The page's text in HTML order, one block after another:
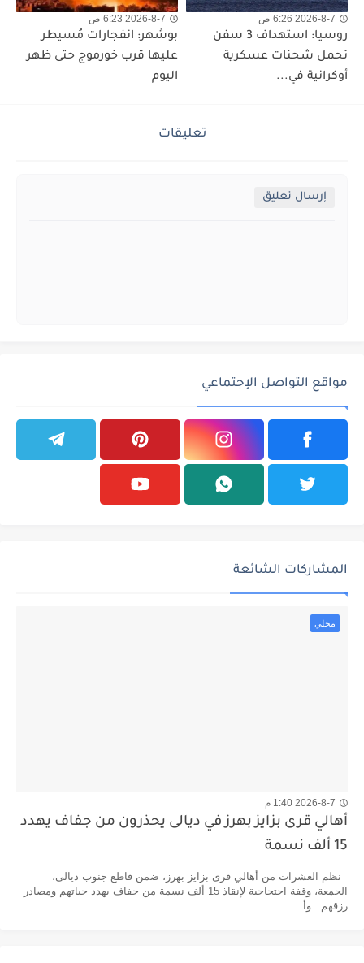
2026-8-7 6:26 ص
روسيا: استهداف 3 سفن
تحمل شحنات عسكرية
أوكرانية في...
2026-8-7 6:23 ص
بوشهر: انفجارات مُسيطر
عليها قرب خورموج حتى ظهر
اليوم
تعليقات
إرسال تعليق
مواقع التواصل الإجتماعي
المشاركات الشائعة
محلي
2026-8-7 1:40 م
أهالي قرى بزايز بهرز في ديالى يحذرون من جفاف يهدد
15 ألف نسمة
نظم العشرات من أهالي قرى بزايز بهرز، ضمن قاطع جنوب ديالى،
الجمعة، وقفة احتجاجية لإنقاذ 15 ألف نسمة من جفاف يهدد حياتهم ومصادر
رزقهم . وأ...